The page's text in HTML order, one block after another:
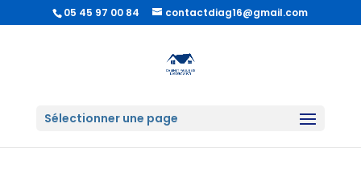
05 45 97 00 84 contactdiag16@gmail.com
Sélectionner une page